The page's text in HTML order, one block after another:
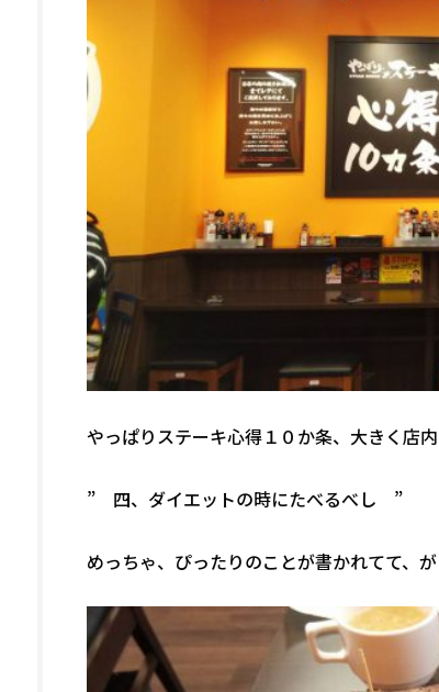
やっぱりステーキ心得１０か条、大きく店
” 四、ダイエットの時にたべるべし ”
めっちゃ、ぴったりのことが書かれてて、